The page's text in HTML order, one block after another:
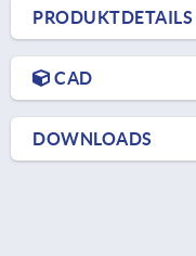
PRODUKTDETAILS
CAD
DOWNLOADS